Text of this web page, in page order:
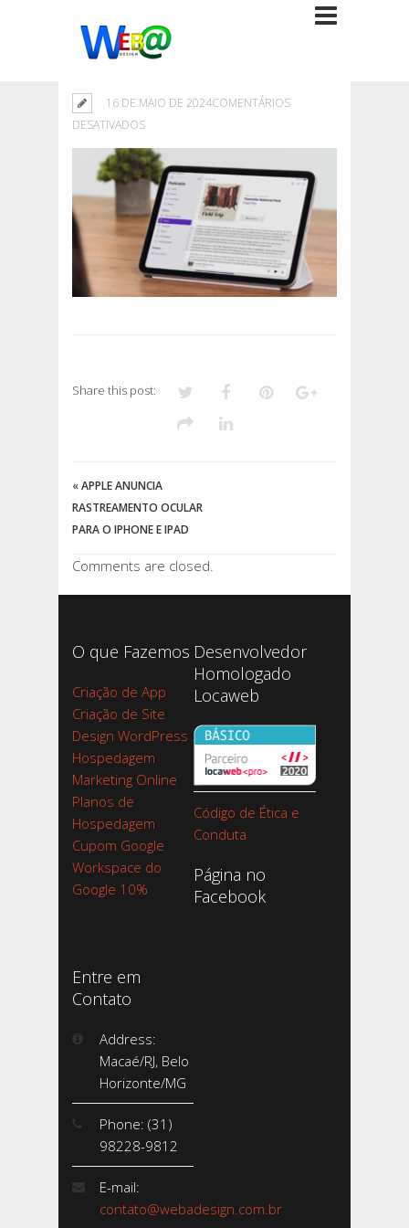
16 DE MAIO DE 2024COMENTÁRIOS
DESATIVADOSEM
Share this post:
«APPLE ANUNCIA
RASTREAMENTO OCULAR
PARA O IPHONE E IPAD
Comments are closed.
O que Fazemos
Criação de App
Criação de Site
Design WordPress
Hospedagem
Marketing Online
Planos de
Hospedagem
Cupom Google
Workspace do
Google 10%
Desenvolvedor
Homologado
Locaweb
Código de Ética e
Conduta
Página no
Facebook
Entre em
Contato
Address:
Macaé/RJ, Belo
Horizonte/MG
Phone: (31)
98228-9812
E-mail:
contato@webadesign.com.br